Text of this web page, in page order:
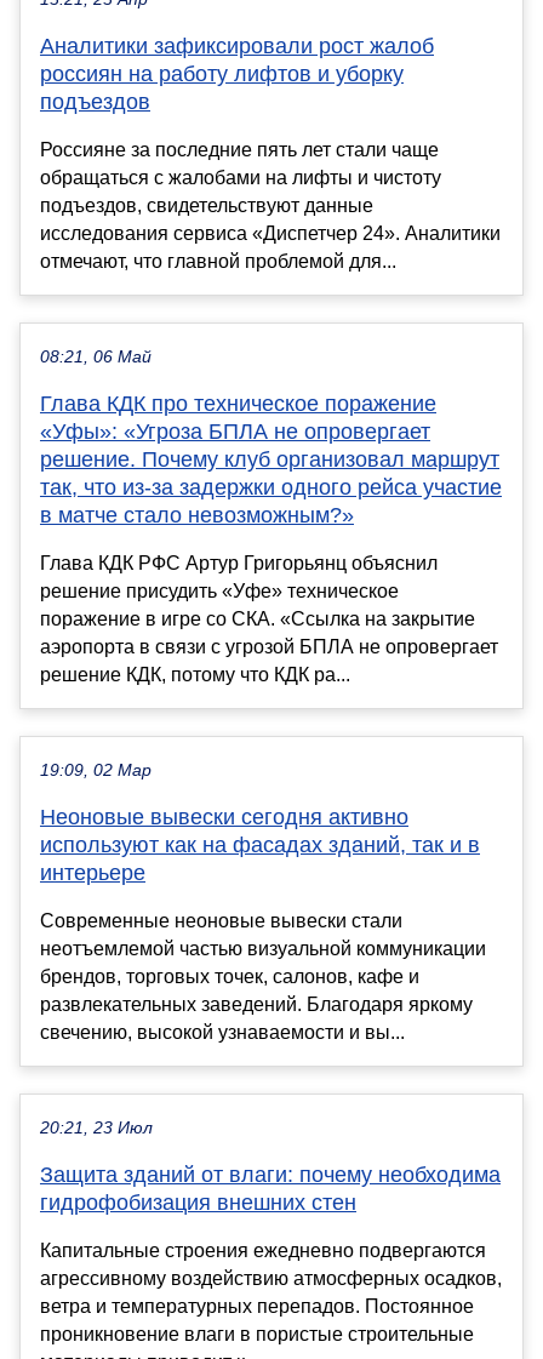
Аналитики зафиксировали рост жалоб
россиян на работу лифтов и уборку
подъездов
Россияне за последние пять лет стали чаще
обращаться с жалобами на лифты и чистоту
подъездов, свидетельствуют данные
исследования сервиса «Диспетчер 24». Аналитики
отмечают, что главной проблемой для...
08:21, 06 Май
Глава КДК про техническое поражение
«Уфы»: «Угроза БПЛА не опровергает
решение. Почему клуб организовал маршрут
так, что из-за задержки одного рейса участие
в матче стало невозможным?»
Глава КДК РФС Артур Григорьянц объяснил
решение присудить «Уфе» техническое
поражение в игре со СКА. «Ссылка на закрытие
аэропорта в связи с угрозой БПЛА не опровергает
решение КДК, потому что КДК ра...
19:09, 02 Мар
Неоновые вывески сегодня активно
используют как на фасадах зданий, так и в
интерьере
Современные неоновые вывески стали
неотъемлемой частью визуальной коммуникации
брендов, торговых точек, салонов, кафе и
развлекательных заведений. Благодаря яркому
свечению, высокой узнаваемости и вы...
20:21, 23 Июл
Защита зданий от влаги: почему необходима
гидрофобизация внешних стен
Капитальные строения ежедневно подвергаются
агрессивному воздействию атмосферных осадков,
ветра и температурных перепадов. Постоянное
проникновение влаги в пористые строительные